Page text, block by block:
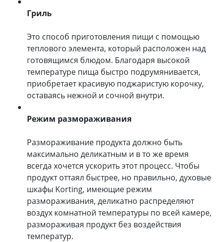
Гриль
Это способ приготовления пищи с помощью
теплового элемента, который расположен над
готовящимся блюдом. Благодаря высокой
температуре пища быстро подрумянивается,
приобретает красивую поджаристую корочку,
оставаясь нежной и сочной внутри.
Режим размораживания
Размораживание продукта должно быть
максимально деликатным и в то же время
всегда хочется ускорить этот процесс. Чтобы
продукт оттаял быстрее, но правильно, духовые
шкафы Korting, имеющие режим
размораживания, деликатно распределяют
воздух комнатной температуры по всей камере,
размораживая продукт без воздействия
температур.